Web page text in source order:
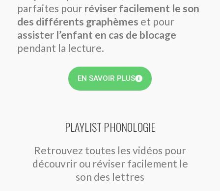
parfaites pour réviser facilement le son
des différents graphèmes et pour
assister l’enfant en cas de blocage
pendant la lecture.
EN SAVOIR PLUS
PLAYLIST PHONOLOGIE
Retrouvez toutes les vidéos pour
découvrir ou réviser facilement le
son des lettres